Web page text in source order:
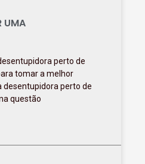
UMA
perto de
tomar a melhor
desentupidora perto de
questão